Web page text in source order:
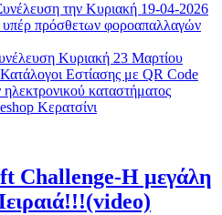
την Κυριακή 19-04-2026
πρόσθετων φοροαπαλλαγών
Κυριακή 23 Μαρτίου
Εστίασης με QR Code
καταστήματος
Κερατσίνι
Challenge-Η μεγάλη